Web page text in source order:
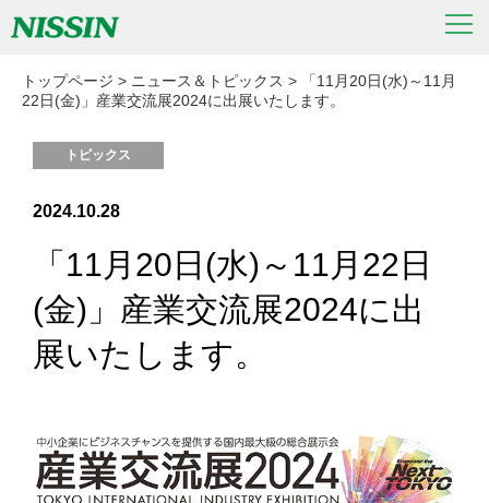
トップページ > ニュース＆トピックス >
「11月20日(水)～11月
22日(金)」産業交流展2024に出展いたします。
トピックス
2024.10.28
「11月20日(水)～11月22日
(金)」産業交流展2024に出
展いたします。